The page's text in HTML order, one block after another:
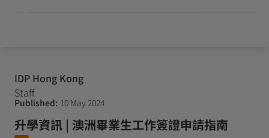
IDP Hong Kong
Staff
Published: 10 May 2024
升學資訊 | 澳洲畢業生工作簽證申請指南